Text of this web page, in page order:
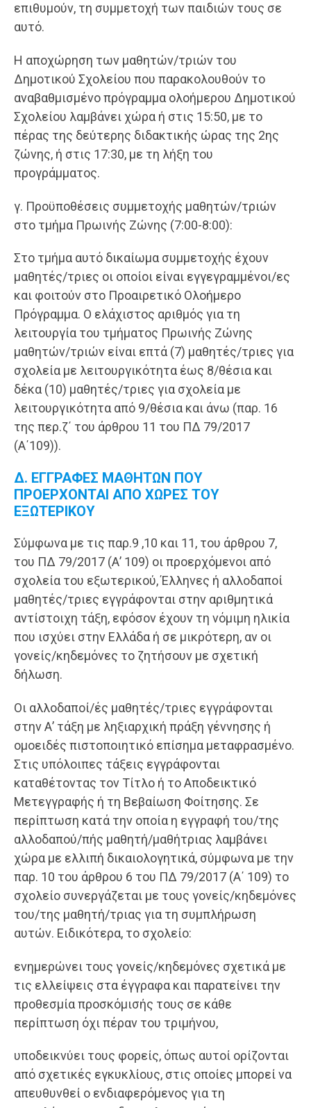
επιθυμούν, τη συμμετοχή των παιδιών τους σε
αυτό.
Η αποχώρηση των μαθητών/τριών του
Δημοτικού Σχολείου που παρακολουθούν το
αναβαθμισμένο πρόγραμμα ολοήμερου Δημοτικού
Σχολείου λαμβάνει χώρα ή στις 15:50, με το
πέρας της δεύτερης διδακτικής ώρας της 2ης
ζώνης, ή στις 17:30, με τη λήξη του
προγράμματος.
γ. Προϋποθέσεις συμμετοχής μαθητών/τριών
στο τμήμα Πρωινής Ζώνης (7:00-8:00):
Στο τμήμα αυτό δικαίωμα συμμετοχής έχουν
μαθητές/τριες οι οποίοι είναι εγγεγραμμένοι/ες
και φοιτούν στο Προαιρετικό Ολοήμερο
Πρόγραμμα. Ο ελάχιστος αριθμός για τη
λειτουργία του τμήματος Πρωινής Ζώνης
μαθητών/τριών είναι επτά (7) μαθητές/τριες για
σχολεία με λειτουργικότητα έως 8/θέσια και
δέκα (10) μαθητές/τριες για σχολεία με
λειτουργικότητα από 9/θέσια και άνω (παρ. 16
της περ.ζ΄ του άρθρου 11 του ΠΔ 79/2017
(Α΄109)).
Δ. ΕΓΓΡΑΦΕΣ ΜΑΘΗΤΩΝ ΠΟΥ
ΠΡΟΕΡΧΟΝΤΑΙ ΑΠΟ ΧΩΡΕΣ ΤΟΥ
ΕΞΩΤΕΡΙΚΟΥ
Σύμφωνα με τις παρ.9 ,10 και 11, του άρθρου 7,
του ΠΔ 79/2017 (Α’ 109) οι προερχόμενοι από
σχολεία του εξωτερικού, Έλληνες ή αλλοδαποί
μαθητές/τριες εγγράφονται στην αριθμητικά
αντίστοιχη τάξη, εφόσον έχουν τη νόμιμη ηλικία
που ισχύει στην Ελλάδα ή σε μικρότερη, αν οι
γονείς/κηδεμόνες το ζητήσουν με σχετική
δήλωση.
Οι αλλοδαποί/ές μαθητές/τριες εγγράφονται
στην Α’ τάξη με ληξιαρχική πράξη γέννησης ή
ομοειδές πιστοποιητικό επίσημα μεταφρασμένο.
Στις υπόλοιπες τάξεις εγγράφονται
καταθέτοντας τον Τίτλο ή το Αποδεικτικό
Μετεγγραφής ή τη Βεβαίωση Φοίτησης. Σε
περίπτωση κατά την οποία η εγγραφή του/της
αλλοδαπού/πής μαθητή/μαθήτριας λαμβάνει
χώρα με ελλιπή δικαιολογητικά, σύμφωνα με την
παρ. 10 του άρθρου 6 του ΠΔ 79/2017 (Α΄ 109) το
σχολείο συνεργάζεται με τους γονείς/κηδεμόνες
του/της μαθητή/τριας για τη συμπλήρωση
αυτών. Ειδικότερα, το σχολείο:
ενημερώνει τους γονείς/κηδεμόνες σχετικά με
τις ελλείψεις στα έγγραφα και παρατείνει την
προθεσμία προσκόμισής τους σε κάθε
περίπτωση όχι πέραν του τριμήνου,
υποδεικνύει τους φορείς, όπως αυτοί ορίζονται
από σχετικές εγκυκλίους, στις οποίες μπορεί να
απευθυνθεί ο ενδιαφερόμενος για τη